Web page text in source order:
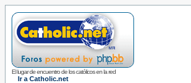
El lugar de encuentro de los católicos en la red
Ir a Catholic.net